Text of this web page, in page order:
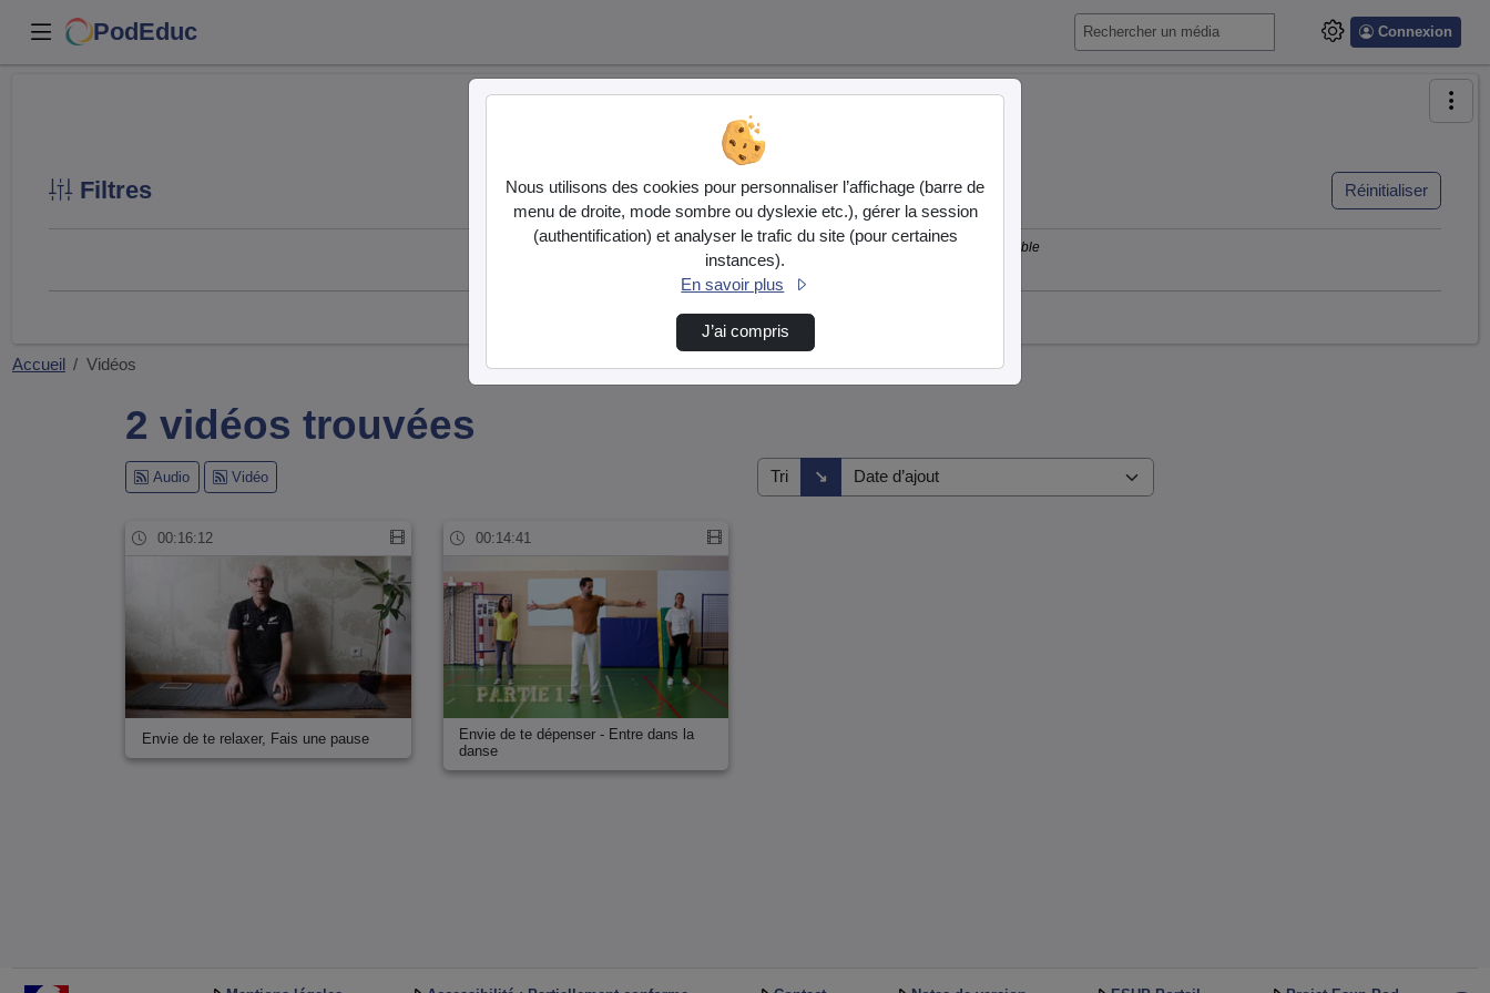
PodEduc Connexion
Filtres Réinitialiser
Accueil Vidéos
2 vidéos trouvées
Audio Vidéo Tri ↘
Direction de tri
00:16:12
Envie de te relaxer, Fais une pause
00:14:41
Envie de te dépenser - Entre dans la
danse
Nous utilisons des cookies pour personnaliser l’affichage (barre de
menu de droite, mode sombre ou dyslexie etc.), gérer la session
(authentification) et analyser le trafic du site (pour certaines
instances).
En savoir plus
J’ai compris